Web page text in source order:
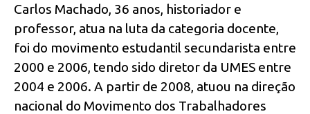
Carlos Machado, 36 anos, historiador e
professor, atua na luta da categoria docente,
foi do movimento estudantil secundarista entre
2000 e 2006, tendo sido diretor da UMES entre
2004 e 2006. A partir de 2008, atuou na direção
nacional do Movimento dos Trabalhadores